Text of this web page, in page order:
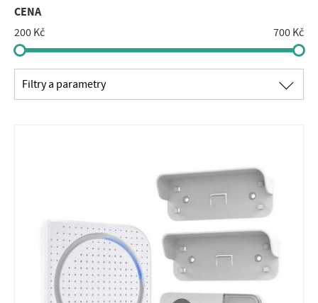
CENA
200 Kč
700 Kč
Filtry a parametry ∟